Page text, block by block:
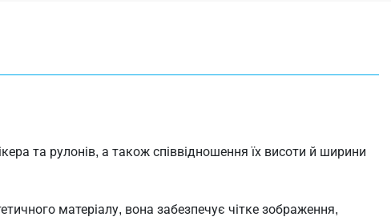
та рулонів, а також співвідношення їх висоти й ширини
матеріалу, вона забезпечує чітке зображення,